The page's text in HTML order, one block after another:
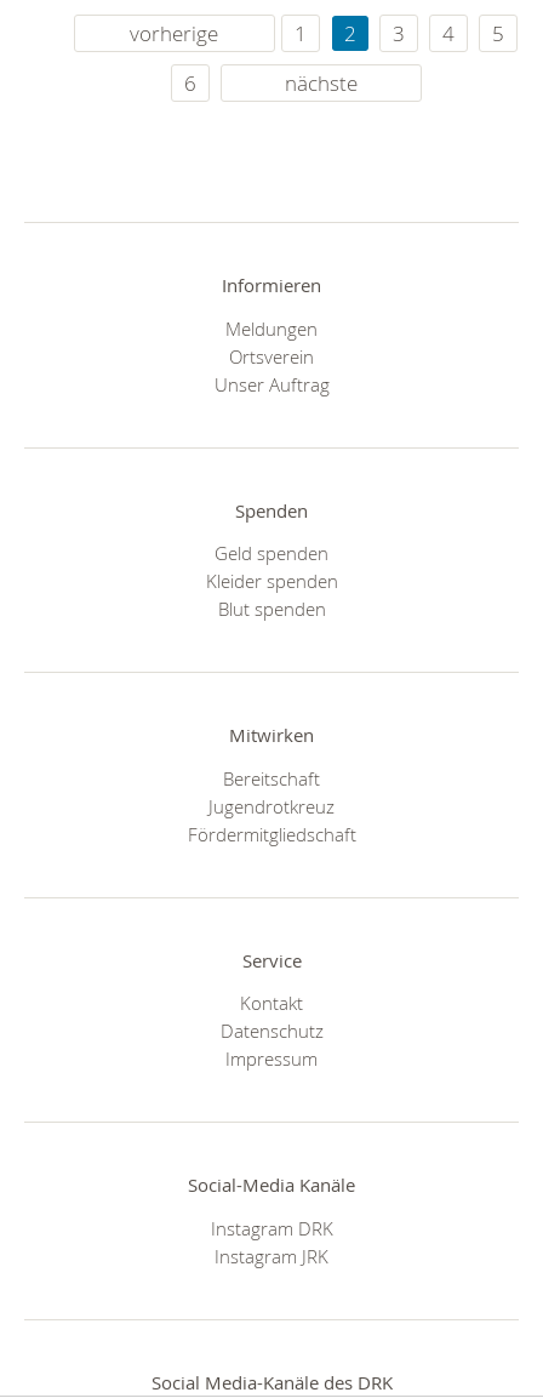
vorherige 1 2 3 4
5
6
nächste
Informieren
Meldungen
Ortsverein
Unser Auftrag
Spenden
Geld spenden
Kleider spenden
Blut spenden
Mitwirken
Bereitschaft
Jugendrotkreuz
Fördermitgliedschaft
Service
Kontakt
Datenschutz
Impressum
Social-Media Kanäle
Instagram DRK
Instagram JRK
Social Media-Kanäle des DRK